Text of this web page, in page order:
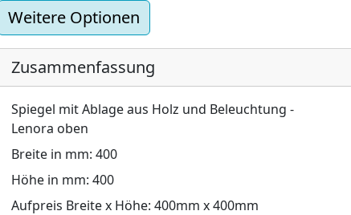
Weitere Optionen
Zusammenfassung
Spiegel mit Ablage aus Holz und Beleuchtung -
Lenora oben
Breite in mm: 400
Höhe in mm: 400
Aufpreis Breite x Höhe: 400mm x 400mm